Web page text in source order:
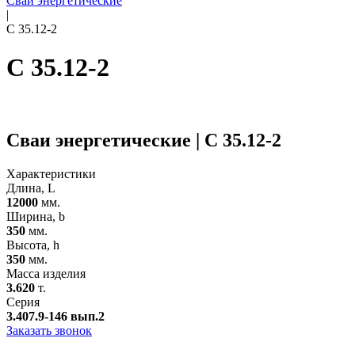
|
С 35.12-2
С 35.12-2
Сваи энергетические | С 35.12-2
Характеристики
Длина, L
12000 мм.
Ширина, b
350 мм.
Высота, h
350 мм.
Масса изделия
3.620 т.
Серия
3.407.9-146 вып.2
Заказать звонок